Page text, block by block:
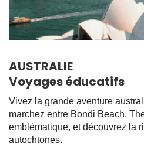
AUSTRALIE
Voyages éducatifs
Vivez la grande aventure
marchez entre Bondi Beach,
emblématique, et découvrez la
autochtones.